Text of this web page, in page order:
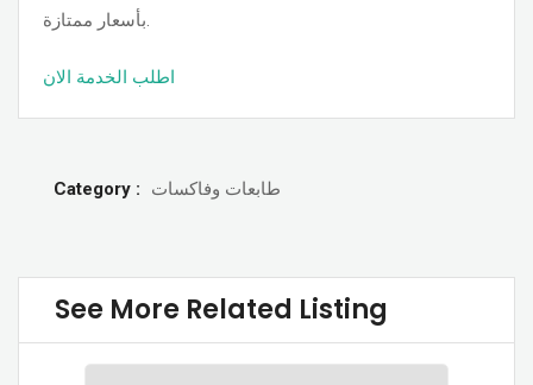
بأسعار ممتازة.
اطلب الخدمة الان
Category : طابعات وفاكسات
See More Related Listing